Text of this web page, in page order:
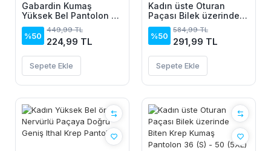
Gabardin Kumaş
Yüksek Bel Pantolon 90
Cm 4XLbel40cm
%50
449,99 TL
224,99 TL
Sepete Ekle
Kadın üste Oturan
Paçası Bilek üzerinde
Biten Atlas Kumaş
Pantolon 36 (S) - 48
(4XL)
%50
584,99 TL
291,99 TL
Sepete Ekle